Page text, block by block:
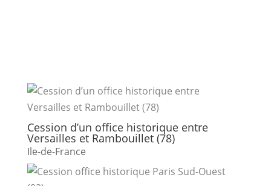
Cession d’un office historique entre
Versailles et Rambouillet (78)
Ile-de-France